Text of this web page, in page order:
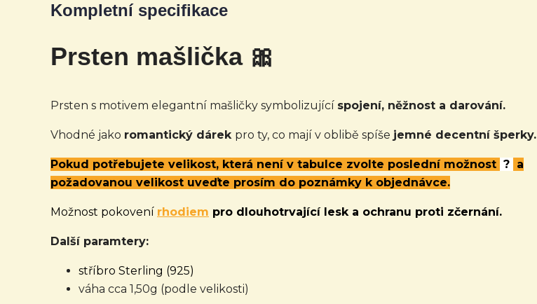
Kompletní specifikace
Prsten mašlička 🎀
Prsten s motivem elegantní mašličky symbolizující spojení, něžnost a darování.
Vhodné jako romantický dárek pro ty, co mají v oblibě spíše jemné decentní šperky.
Pokud potřebujete velikost, která není v tabulce zvolte poslední možnost ? a
požadovanou velikost uveďte prosím do poznámky k objednávce.
Možnost pokovení rhodiem pro dlouhotrvající lesk a ochranu proti zčernání.
Další paramtery:
stříbro Sterling (925)
váha cca 1,50g (podle velikosti)